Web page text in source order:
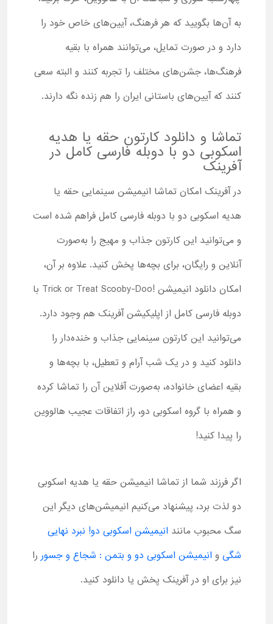
به آن‌ها بگویید که هر فرهنگ، آیین‌های خاص خود را
دارد و در صورت تمایل، می‌توانند همراه با بقیه
فرهنگ‌ها، جشن‌های مختلف را تجربه کنند و البته سعی
کنند که آیین‌های باستانی ایران را هم زنده نگه دارند.
تماشا و دانلود کارتون حقه یا هدیه
اسکوبی دو با دوبله فارسی کامل در
آفرینک
در آفرینک امکان تماشا انیمیشن سینمایی حقه یا
هدیه اسکوبی دو با دوبله فارسی کامل فراهم شده است
و می‌توانید این کارتون جذاب و مهیج را به‌صورت
آنلاین و رایگان، برای بچه‌ها پخش کنید. علاوه بر آن،
امکان دانلود انیمیشن !Trick or Treat Scooby-Doo با
دوبله فارسی کامل از اپلیکیشن آفرینک هم وجود دارد.
می‌توانید این کارتون سینمایی جذاب و خنده‌دار را
دانلود کنید و در یک شب آرام و تعطیل، با بچه‌ها و
بقیه اعضای خانواده، به‌صورت آفلاین آن را تماشا کرده
و همراه با گروه اسکوبی دو، راز اتفاقات عجیب هالووین
را پیدا کنید!
اگر فرزند شما از تماشا انیمیشن حقه یا هدیه اسکوبی
دو لذت برد، پیشنهاد می‌کنیم انیمیشن‌های دیگر این
سگ محبوب مانند انیمیشن اسکوبی دو! نبرد نهایی
شگی و انیمیشن اسکوبی دو و بتمن : شجاع و جسور را
نیز برای او در آفرینک پخش یا دانلود کنید.